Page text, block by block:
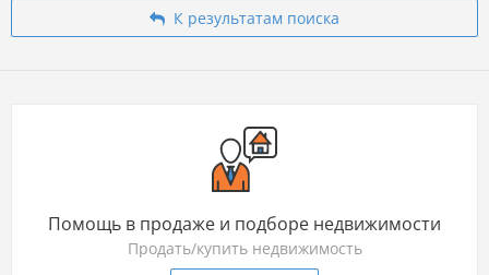
К результатам поиска
Помощь в продаже и подборе недвижимости
Продать/купить недвижимость